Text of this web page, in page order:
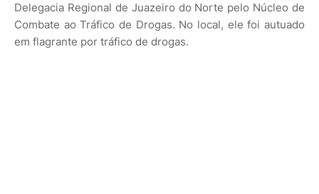
Delegacia Regional de Juazeiro do Norte pelo Núcleo de
Combate ao Tráfico de Drogas. No local, ele foi autuado
em flagrante por tráfico de drogas.